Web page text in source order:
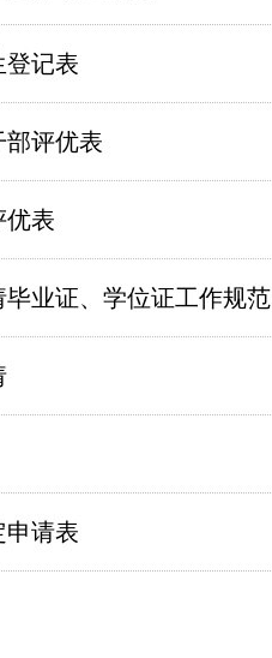
登记表
评优表
优表
业证、学位证工作规范
申请表